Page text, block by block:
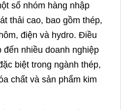
số nhóm hàng nhập
thải cao, bao gồm thép,
điện và hydro. Điều
đến nhiều doanh nghiệp
biệt trong ngành thép,
chất và sản phẩm kim